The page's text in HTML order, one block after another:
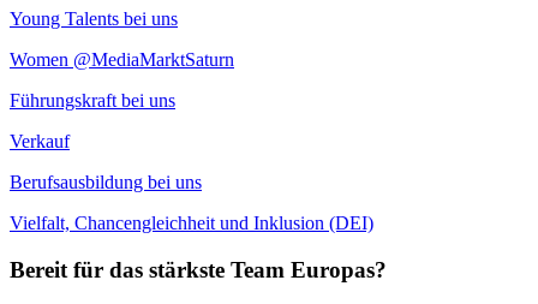
Young Talents bei uns
Women @MediaMarktSaturn
Führungskraft bei uns
Verkauf
Berufsausbildung bei uns
Vielfalt, Chancengleichheit und Inklusion (DEI)
Bereit für das stärkste Team Europas?